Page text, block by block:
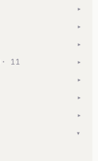
▾
▾
▾
· 11 ▾
▾
▾
▾
▾